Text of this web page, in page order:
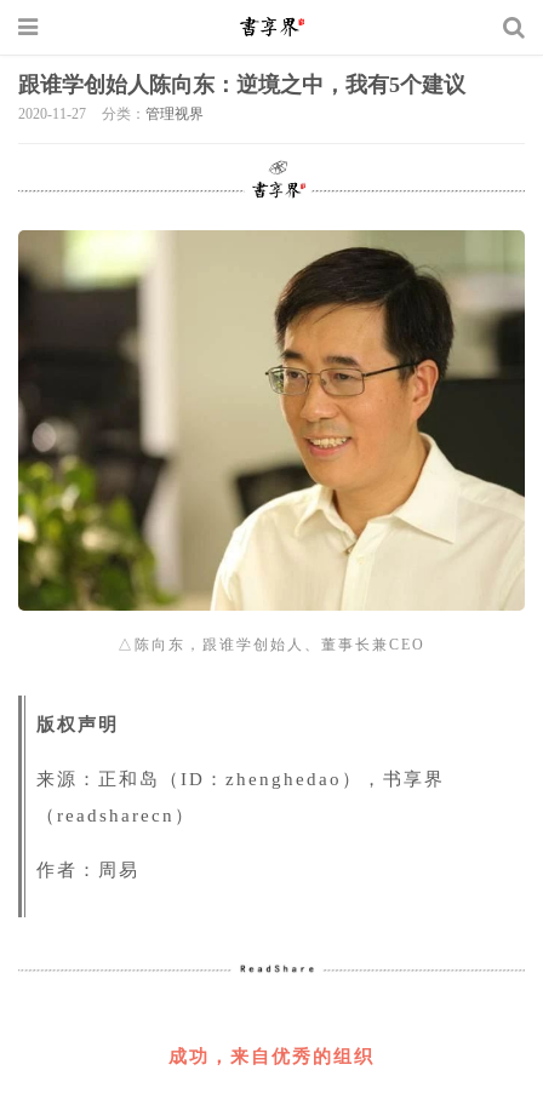
跟谁学创始人陈向东：逆境之中，我有5个建议
2020-11-27 分类： 管理视界
△陈向东，跟谁学创始人、董事长兼CEO
版权声明
来源：正和岛（ID：zhenghedao），书享界
（readsharecn）
作者：周易
成功，来自优秀的组织